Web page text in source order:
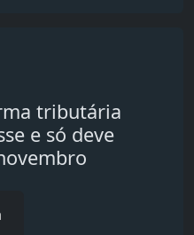
tributária
e só deve